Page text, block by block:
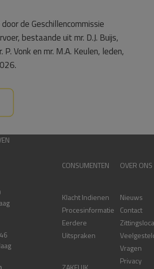
de Geschillencommissie
bestaande uit mr. D.J. Buijs,
Vonk en mr. M.A. Keulen, leden,
CONSUMENTEN
Klacht Indienen
Procesinformatie
Eerdere
Uitspraken
OVER ONS
Nieuws
Contact
Vragen
Privacy